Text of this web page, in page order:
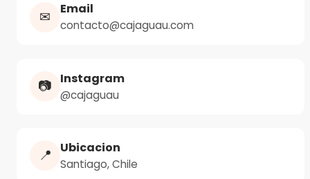
✉ Email
contacto@cajaguau.com
📷 Instagram
@cajaguau
📍 Ubicacion
Santiago, Chile